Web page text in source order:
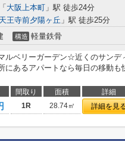
「 大阪上本町 」駅 徒歩24分
王寺前夕陽ヶ丘 」駅 徒歩25分
構造 軽量鉄骨
ルベリーガーデン☆近くのサンデ
にあるアパートなら毎日の移動
間取り 面積 詳細
1R 28.74㎡ 詳細を見